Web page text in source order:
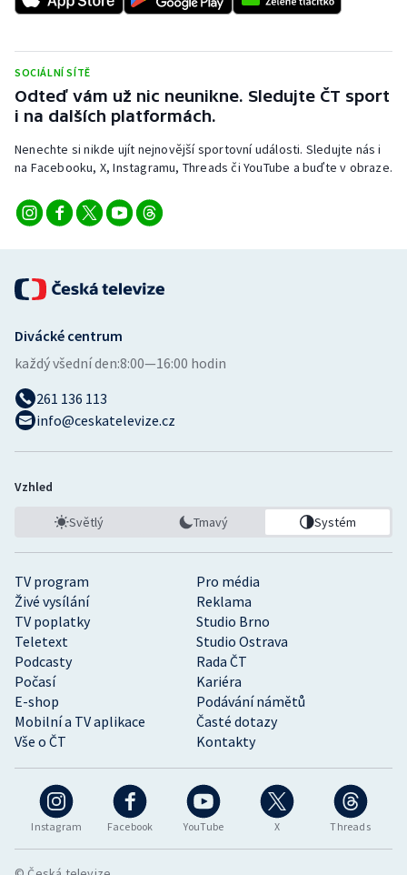
Short track
Sportovní střelba
Stolní tenis
Triatlon
Veslování
Vodní slalom
Volejbal
SOCIÁLNÍ SÍTĚ
Odteď vám už nic neunikne. Sledujte ČT sport
i na dalších platformách.
Nenechte si nikde ujít nejnovější sportovní události. Sledujte nás i
na Facebooku, X, Instagramu, Threads či YouTube a buďte v obraze.
Instagram Facebook YouTube X Threads
TV program
Pro média
Živé vysílání
Reklama
TV poplatky
Studio Brno
Teletext
Studio Ostrava
Podcasty
Rada ČT
Počasí
Kariéra
E-shop
Podávání námětů
Mobilní a TV aplikace
Časté dotazy
Vše o ČT
Kontakty
Divácké centrum
každý všední den:8:00—16:00 hodin
261 136 113
info@ceskatelevize.cz
Vzhled
Světlý Tmavý Systém